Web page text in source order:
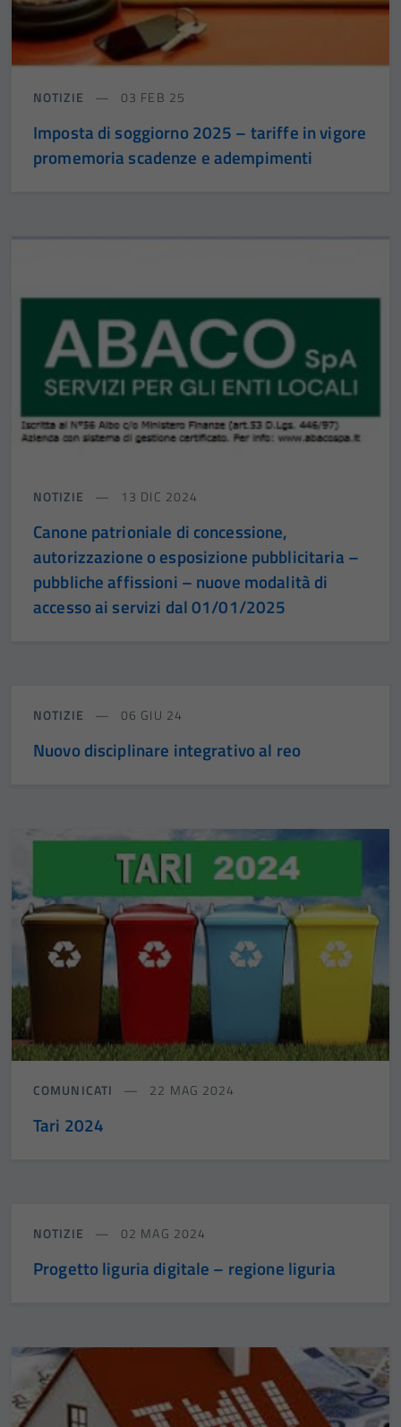
NOTIZIE 03 FEB 25
Imposta di soggiorno 2025 – tariffe in vigore
promemoria scadenze e adempimenti
NOTIZIE 13 DIC 2024
Canone patrioniale di concessione,
autorizzazione o esposizione pubblicitaria –
pubbliche affissioni – nuove modalità di
accesso ai servizi dal 01/01/2025
NOTIZIE 06 GIU 24
Nuovo disciplinare integrativo al reo
COMUNICATI 22 MAG 2024
Tari 2024
NOTIZIE 02 MAG 2024
Progetto liguria digitale – regione liguria